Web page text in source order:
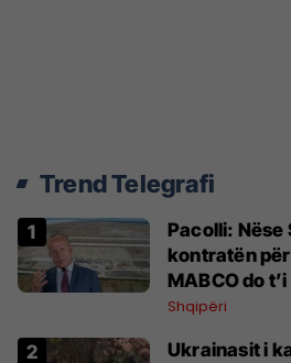
Trend Telegrafi
Pacolli: Nëse
kontratën
MABCO do
ndërkombëtar
Shqipëri
Ukrainasit i